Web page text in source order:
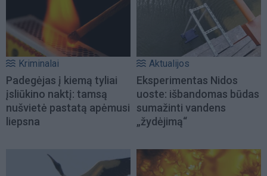
Kriminalai
Padegėjas į kiemą tyliai
įsliūkino naktį: tamsą
nušvietė pastatą apėmusi
liepsna
Aktualijos
Eksperimentas Nidos
uoste: išbandomas būdas
sumažinti vandens
„žydėjimą“